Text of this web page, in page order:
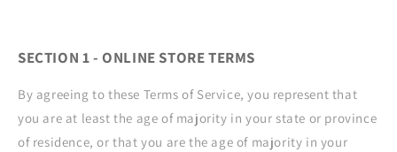
SECTION 1 - ONLINE STORE TERMS
By agreeing to these Terms of Service, you represent that
you are at least the age of majority in your state or province
of residence, or that you are the age of majority in your